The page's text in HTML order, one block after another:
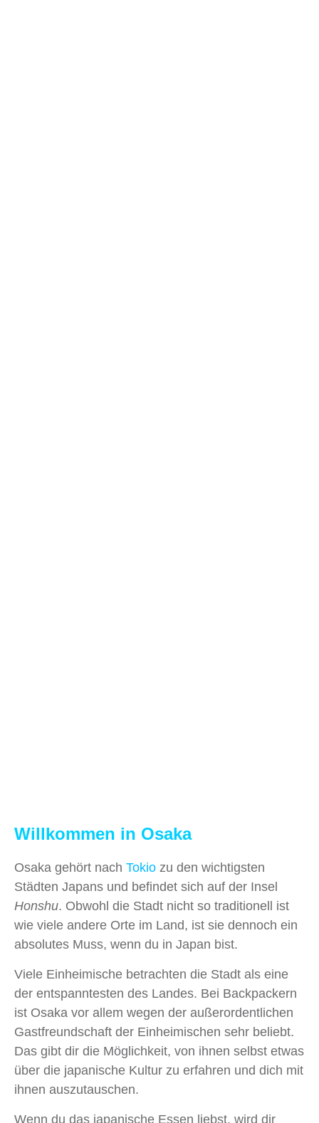
Willkommen in Osaka
Osaka gehört nach Tokio zu den wichtigsten
Städten Japans und befindet sich auf der Insel
Honshu. Obwohl die Stadt nicht so traditionell ist
wie viele andere Orte im Land, ist sie dennoch ein
absolutes Muss, wenn du in Japan bist.
Viele Einheimische betrachten die Stadt als eine
der entspanntesten des Landes. Bei Backpackern
ist Osaka vor allem wegen der außerordentlichen
Gastfreundschaft der Einheimischen sehr beliebt.
Das gibt dir die Möglichkeit, von ihnen selbst etwas
über die japanische Kultur zu erfahren und dich mit
ihnen auszutauschen.
Wenn du das japanische Essen liebst, wird dir